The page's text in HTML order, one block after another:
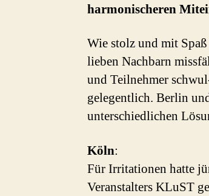
harmonischeren
Wie stolz und mit
lieben Nachbarn
und Teilnehmer
gelegentlich. Berlin
unterschiedlichen
Köln:
Für Irritationen hatte
Veranstalters KLuST